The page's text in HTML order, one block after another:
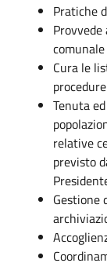
Pratiche
Cura le
Tenuta
relative
previsto
Gestione